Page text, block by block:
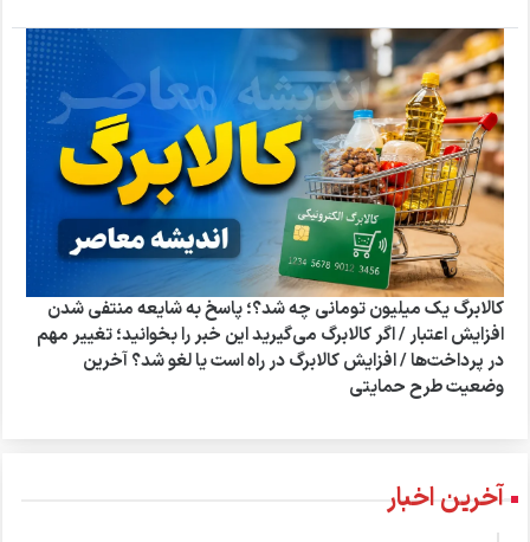
کالابرگ یک میلیون تومانی چه شد؟؛ پاسخ به شایعه منتفی شدن
افزایش اعتبار / اگر کالابرگ می‌گیرید این خبر را بخوانید؛ تغییر مهم
در پرداخت‌ها / افزایش کالابرگ در راه است یا لغو شد؟ آخرین
وضعیت طرح حمایتی
آخرین اخبار